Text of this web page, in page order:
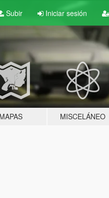
Subir Iniciar sesión
MAPAS MISCELÁNEO